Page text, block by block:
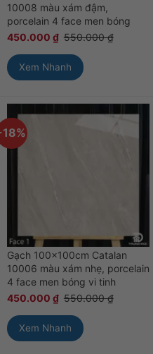
10008 màu xám đậm,
porcelain 4 face men bóng
450.000 ₫ 550.000₫
Xem Nhanh
Gạch 100x100cm Catalan
10006 màu xám nhẹ, porcelain
4 face men bóng vi tinh
450.000 ₫ 550.000₫
Xem Nhanh